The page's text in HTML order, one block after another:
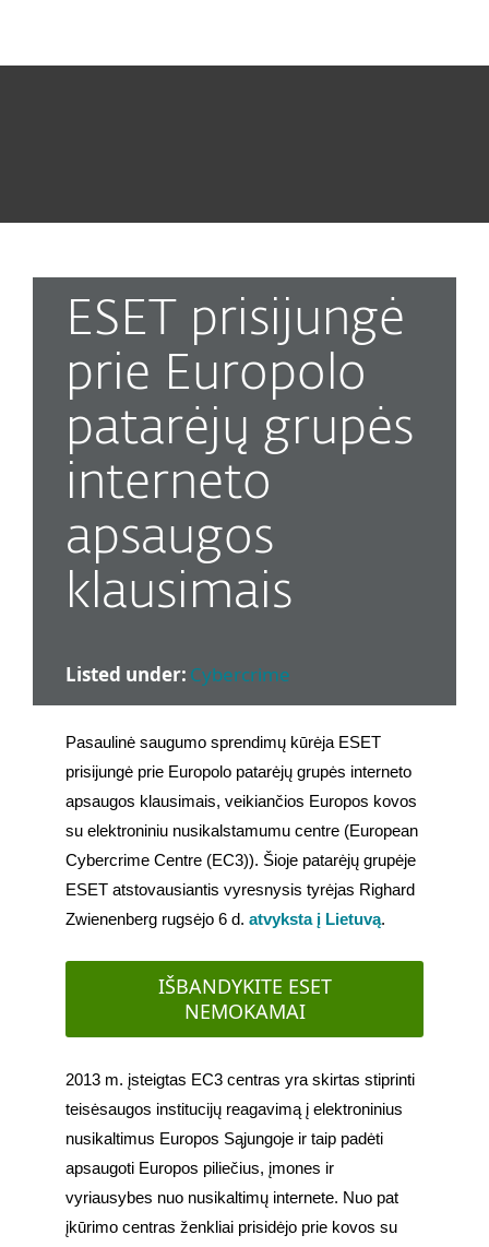
ESET prisijungė
prie Europolo
patarėjų grupės
interneto
apsaugos
klausimais
Listed under: Cybercrime
Pasaulinė saugumo sprendimų kūrėja ESET
prisijungė prie Europolo patarėjų grupės interneto
apsaugos klausimais, veikiančios Europos kovos
su elektroniniu nusikalstamumu centre (European
Cybercrime Centre (EC3)). Šioje patarėjų grupėje
ESET atstovausiantis vyresnysis tyrėjas Righard
Zwienenberg rugsėjo 6 d. atvyksta į Lietuvą.
IŠBANDYKITE ESET
NEMOKAMAI
2013 m. įsteigtas EC3 centras yra skirtas stiprinti
teisėsaugos institucijų reagavimą į elektroninius
nusikaltimus Europos Sąjungoje ir taip padėti
apsaugoti Europos piliečius, įmones ir
vyriausybes nuo nusikaltimų internete. Nuo pat
įkūrimo centras ženkliai prisidėjo prie kovos su